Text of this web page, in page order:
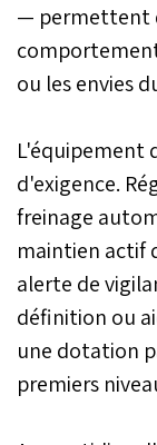
— permettent
ou les envies
L'équipement
d'exigence.
freinage
maintien actif
alerte de
définition ou
une dotation
premiers